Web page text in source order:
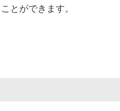
とができます。